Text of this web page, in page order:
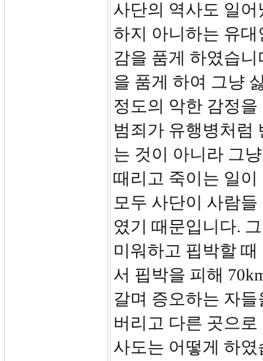
사단의 역사도 일
하지 아니하는 유
감을 품게 하였습
을 품게 하여 그냥
정도의 악한 감정
범죄가 유행병처럼
는 것이 아니라 그
때리고 죽이는 일
모두 사단이 사람
였기 때문입니다.
미워하고 핍박할
서 핍박을 피해
갈며 증오하는 자
버리고 다른 곳으
사도는 어떻게 하